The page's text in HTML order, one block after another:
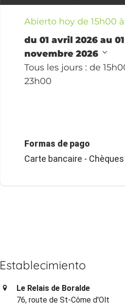
Abierto hoy de 15h00
du 01 avril 2026 au 01
novembre 2026
Tous les jours : de
23h00
Formas de pago
Carte bancaire -
Establecimiento
Le Relais de Boralde
76, route de St-Côme d'Olt